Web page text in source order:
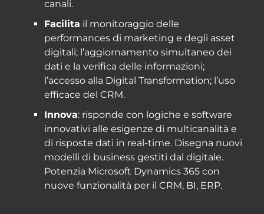
canali.
Facilita il monitoraggio delle
performances di marketing e degli asset
digitali; l’aggiornamento simultaneo dei
dati e la verifica delle informazioni;
l’accesso alla Digital Transformation; l’uso
efficace del CRM.
Innova: risponde con logiche e software
innovativi alle esigenze di multicanalità e
di risposte dati in real-time. Disegna nuovi
modelli di business gestiti dal digitale.
Potenzia Microsoft Dynamics 365 con
nuove funzionalità per il CRM, BI, ERP.